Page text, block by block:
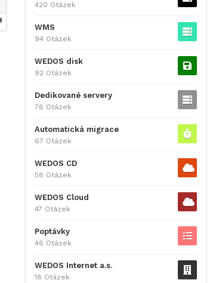
420 Otázek
WMS
94 Otázek
WEDOS disk
92 Otázek
Dedikované servery
76 Otázek
Automatická migrace
67 Otázek
WEDOS CD
58 Otázek
WEDOS Cloud
47 Otázek
Poptávky
46 Otázek
WEDOS Internet a.s.
18 Otázek